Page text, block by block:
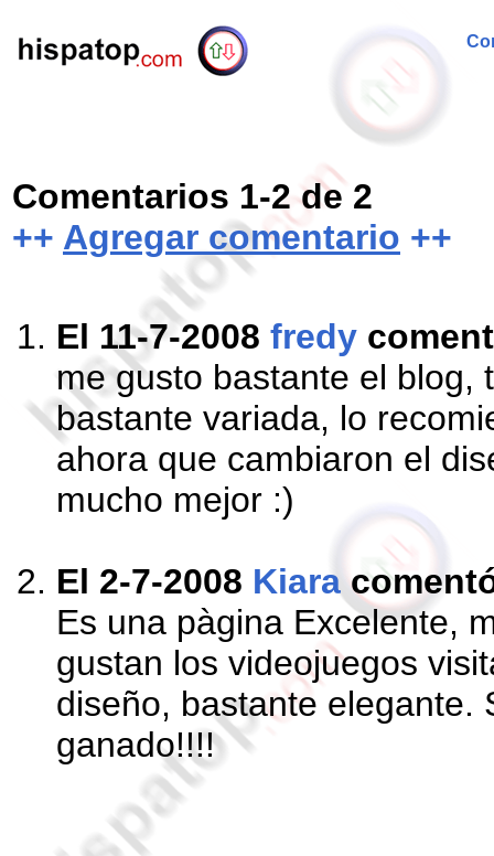
Comentarios 1-2 de 2
++ Agregar comentario ++
El 11-7-2008 fredy
me gusto bastante el blog,
bastante variada, lo
ahora que cambiaron el
mucho mejor :)
El 2-7-2008 Kiara
Es una pàgina Excelente,
gustan los videojuegos
diseño, bastante elegante.
ganado!!!!